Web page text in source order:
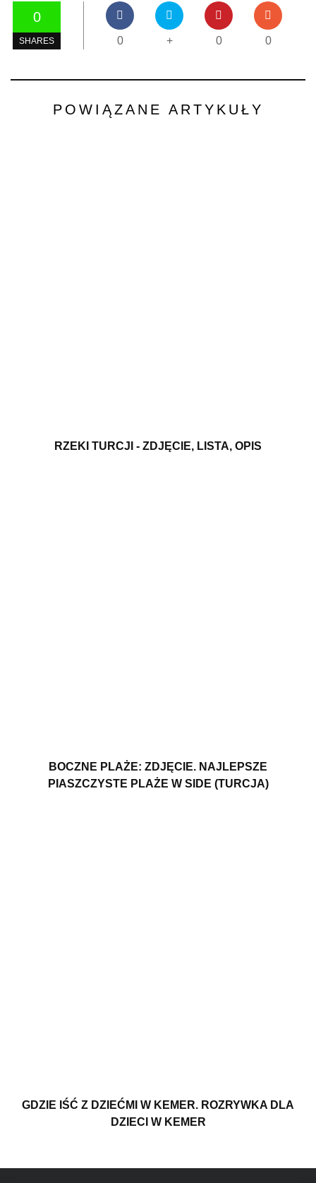
0
SHARES 0 + 0 0
POWIĄZANE ARTYKUŁY
RZEKI TURCJI - ZDJĘCIE, LISTA, OPIS
BOCZNE PLAŻE: ZDJĘCIE. NAJLEPSZE
PIASZCZYSTE PLAŻE W SIDE (TURCJA)
GDZIE IŚĆ Z DZIEĆMI W KEMER. ROZRYWKA DLA
DZIECI W KEMER